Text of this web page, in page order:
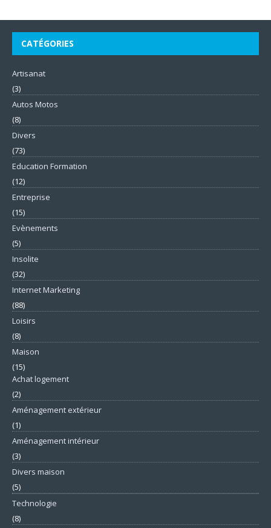
CATÉGORIES
Artisanat
(3)
Autos Motos
(8)
Divers
(73)
Education Formation
(12)
Entreprise
(15)
Evènements
(5)
Insolite
(32)
Internet Marketing
(88)
Loisirs
(8)
Maison
(15)
Achat logement
(2)
Aménagement extérieur
(1)
Aménagement intérieur
(3)
Divers maison
(5)
Technologie
(8)